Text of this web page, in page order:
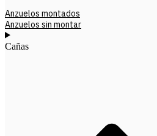
Anzuelos montados
Anzuelos sin montar
Cañas